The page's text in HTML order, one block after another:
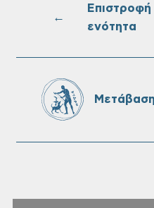
Ονουφρίου
Πίνακες
Δήμου Χανίων
←
ενότητα